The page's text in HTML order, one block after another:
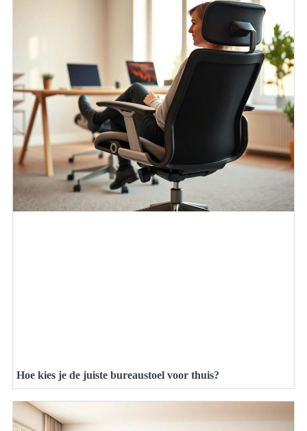
Hoe kies je de juiste bureaustoel voor thuis?